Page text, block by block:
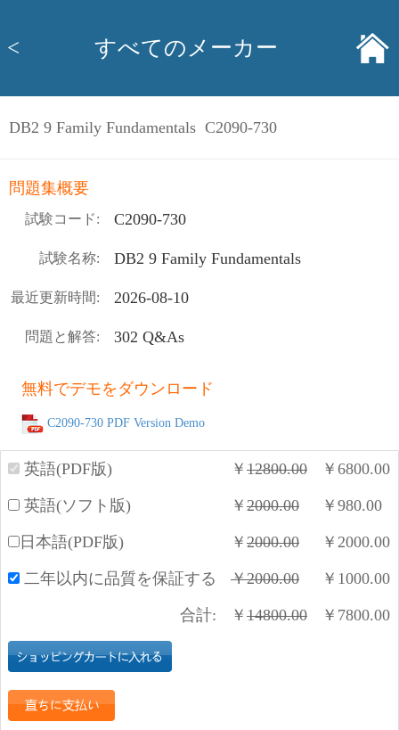
< すべてのメーカー
DB2 9 Family Fundamentals C2090-730
問題集概要
試験コード: C2090-730
試験名称: DB2 9 Family Fundamentals
最近更新時間: 2026-08-10
問題と解答: 302 Q&As
無料でデモをダウンロード
C2090-730 PDF Version Demo
英語(PDF版) ￥ 12800.00 ￥ 6800.00
英語(ソフト版) ￥ 2000.00 ￥ 980.00
日本語(PDF版) ￥ 2000.00 ￥ 2000.00
二年以内に品質を保証する ￥2000.00 ￥ 1000.00
合計: ￥ 14800.00 ￥ 7800.00